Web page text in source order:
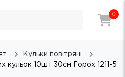
0
Кульки повітряні
кульок 10шт 30см Горох 1211-5